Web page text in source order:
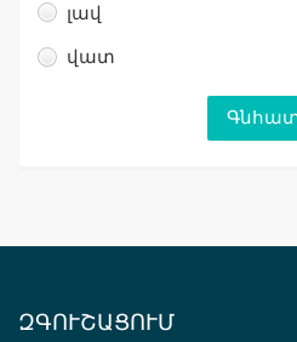
լավ
վատ
ԶԳՈՒՇԱՑՈՒՄ